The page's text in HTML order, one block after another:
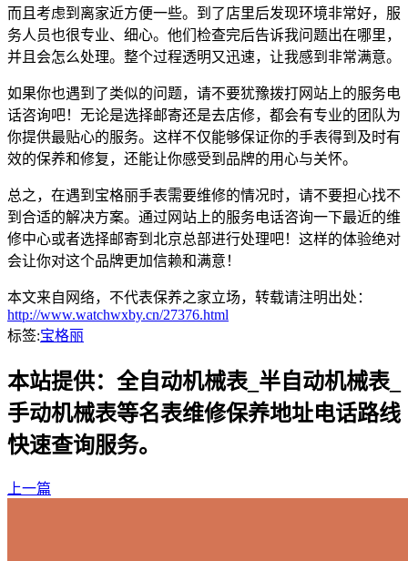
而且考虑到离家近方便一些。到了店里后发现环境非常好，服
务人员也很专业、细心。他们检查完后告诉我问题出在哪里，
并且会怎么处理。整个过程透明又迅速，让我感到非常满意。
如果你也遇到了类似的问题，请不要犹豫拨打网站上的服务电
话咨询吧！无论是选择邮寄还是去店修，都会有专业的团队为
你提供最贴心的服务。这样不仅能够保证你的手表得到及时有
效的保养和修复，还能让你感受到品牌的用心与关怀。
总之，在遇到宝格丽手表需要维修的情况时，请不要担心找不
到合适的解决方案。通过网站上的服务电话咨询一下最近的维
修中心或者选择邮寄到北京总部进行处理吧！这样的体验绝对
会让你对这个品牌更加信赖和满意！
本文来自网络，不代表保养之家立场，转载请注明出处：
http://www.watchwxby.cn/27376.html
标签:宝格丽
本站提供：全自动机械表_半自动机械表_
手动机械表等名表维修保养地址电话路线
快速查询服务。
上一篇